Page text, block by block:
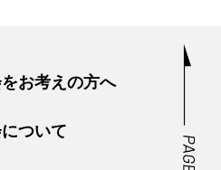
お考えの方へ
ついて